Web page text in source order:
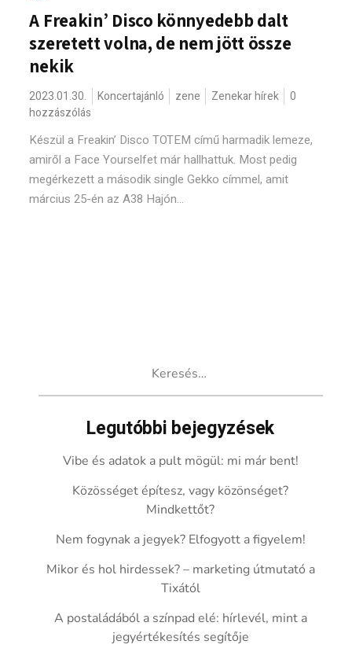
A Freakin’ Disco könnyedebb dalt
szeretett volna, de nem jött össze
nekik
2023.01.30. Koncertajánló zene Zenekar hírek
0
hozzászólás
Készül a Freakin’ Disco TOTEM című harmadik lemeze,
amiről a Face Yourselfet már hallhattuk. Most pedig
megérkezett a második single Gekko címmel, amit
március 25-én az A38 Hajón...
Legutóbbi bejegyzések
Vibe és adatok a pult mögül: mi már bent!
Közösséget építesz, vagy közönséget?
Mindkettőt?
Nem fogynak a jegyek? Elfogyott a figyelem!
Mikor és hol hirdessek? – marketing útmutató a
Tixától
A postaládából a színpad elé: hírlevél, mint a
jegyértékesítés segítője